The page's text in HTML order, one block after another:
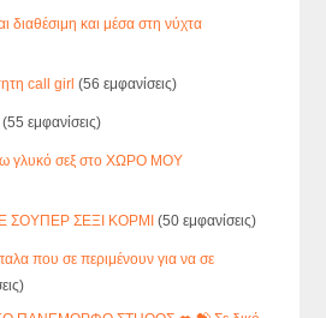
διαθέσιμη και μέσα στη νύχτα
call girl (56 εμφανίσεις)
(55 εμφανίσεις)
γλυκό σεξ στο ΧΩΡΟ ΜΟΥ
ΣΟΥΠΕΡ ΣΕΞΙ ΚΟΡΜΙ (50 εμφανίσεις)
που σε περιμένουν για να σε